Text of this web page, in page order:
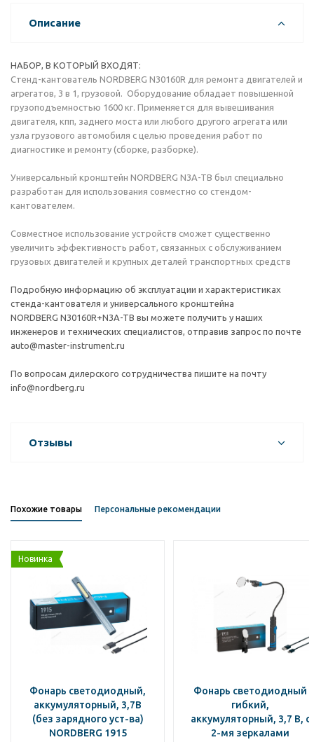
Описание
НАБОР, В КОТОРЫЙ ВХОДЯТ:
Стенд-кантователь NORDBERG N30160R для ремонта двигателей и
агрегатов, 3 в 1, грузовой. Оборудование обладает повышенной
грузоподъемностью 1600 кг. Применяется для вывешивания
двигателя, кпп, заднего моста или любого другого агрегата или
узла грузового автомобиля с целью проведения работ по
диагностике и ремонту (сборке, разборке).
Универсальный кронштейн NORDBERG N3A-TB был специально
разработан для использования совместно со стендом-
кантователем.
Совместное использование устройств сможет существенно
увеличить эффективность работ, связанных с обслуживанием
грузовых двигателей и крупных деталей транспортных средств
Подробную информацию об эксплуатации и характеристиках
стенда-кантователя и универсального кронштейна
NORDBERG N30160R+N3A-TB вы можете получить у наших
инженеров и технических специалистов, отправив запрос по почте
auto@master-instrument.ru
По вопросам дилерского сотрудничества пишите на почту
info@nordberg.ru
Отзывы
Похожие товары Персональные рекомендации
Новинка
Фонарь светодиодный,
аккумуляторный, 3,7В
(без зарядного уст-ва)
NORDBERG 1915
Фонарь светодиодный
гибкий,
аккумуляторный, 3,7 В, с
2-мя зеркалами